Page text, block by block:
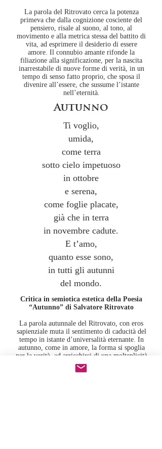
La parola del Ritrovato cerca la potenza
primeva che dalla cognizione cosciente del
pensiero, risale al suono, al tono, al
movimento e alla metrica stessa del battito di
vita, ad esprimere il desiderio di essere
amore. Il connubio amante rifonde la
filiazione alla significazione, per la nascita
inarrestabile di nuove forme di verità, in un
tempo di senso fatto proprio, che sposa il
divenire all’essere, che sussume l’istante
nell’eternità.
Autunno
Ti voglio,
umida,
come terra
sotto cielo impetuoso
in ottobre
e serena,
come foglie placate,
già che in terra
in novembre cadute.
E t’amo,
quanto esse sono,
in tutti gli autunni
del mondo.
Critica in semiotica estetica della Poesia
“Autunno” di Salvatore Ritrovato
La parola autunnale del Ritrovato, con eros
sapienziale muta il sentimento di caducità del
tempo in istante d’universalità eternante. In
autunno, come in amore, la forma si spoglia
per la verità, ad arricchirsi di una molteplicità
assolta, che verge in respiro unitario.